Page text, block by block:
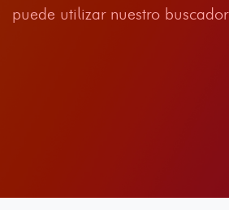
puede utilizar nuestro buscador